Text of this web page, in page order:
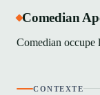
Comedian
Comedian occupe
CONTEXTE